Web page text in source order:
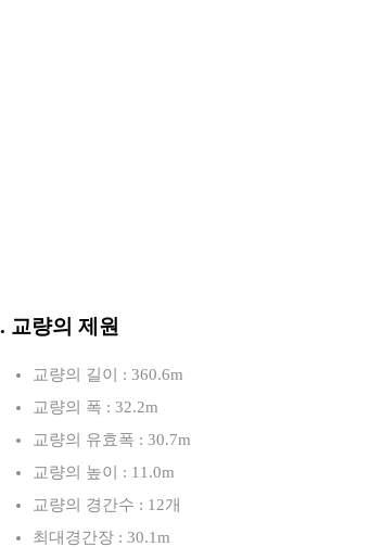
교량의 제원
교량의 길이 : 360.6m
교량의 폭 : 32.2m
교량의 유효폭 : 30.7m
교량의 높이 : 11.0m
교량의 경간수 : 12개
최대경간장 : 30.1m